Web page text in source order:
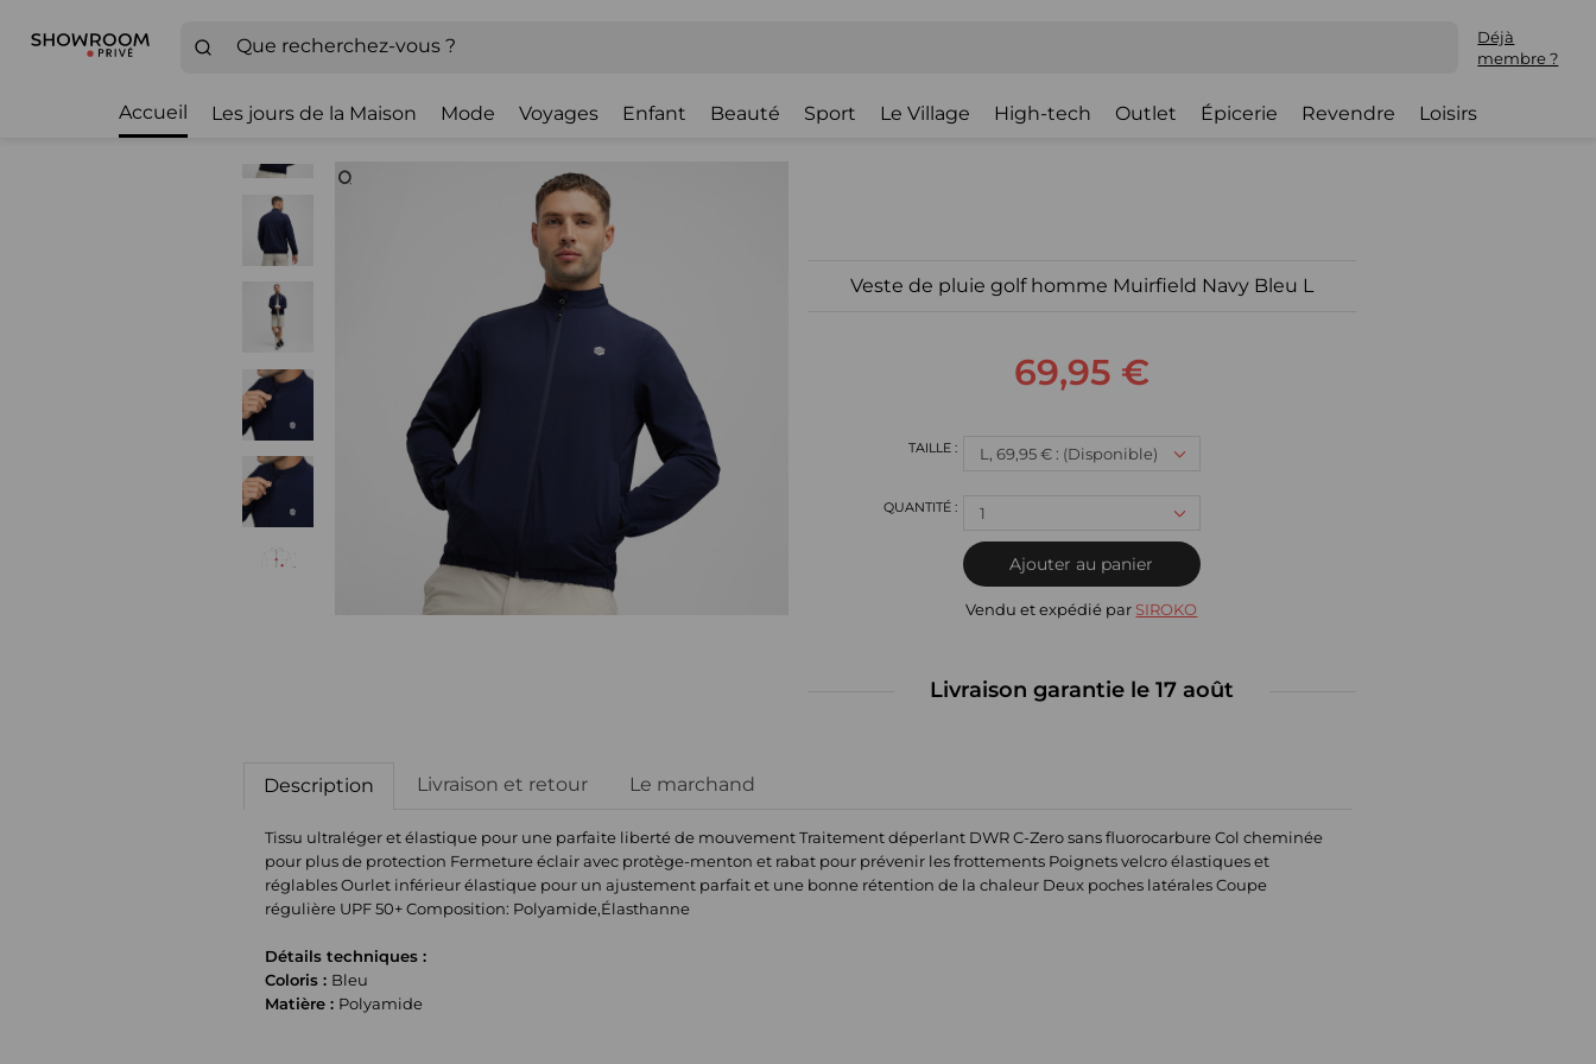
Déjà
membre ?
Accueil Les jours de la Maison Mode Voyages Enfant Beauté Sport Le Village High-tech Outlet Épicerie Revendre Loisirs
Veste de pluie golf homme Muirfield Navy Bleu L
69,95 €
L, 69,95 € : (Disponible)
1
Ajouter au panier
Vendu et expédié par SIROKO
Livraison garantie le 17 août
Description Livraison et retour Le marchand
Tissu ultraléger et élastique pour une parfaite liberté de mouvement Traitement déperlant DWR C-Zero sans fluorocarbure Col cheminée
pour plus de protection Fermeture éclair avec protège-menton et rabat pour prévenir les frottements Poignets velcro élastiques et
réglables Ourlet inférieur élastique pour un ajustement parfait et une bonne rétention de la chaleur Deux poches latérales Coupe
régulière UPF 50+ Composition: Polyamide,Élasthanne
Détails techniques :
Coloris : Bleu
Matière : Polyamide